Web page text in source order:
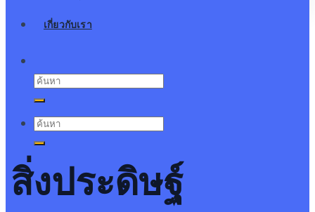
เกี่ยวกับเรา
Search
for:
Search
สิ่งประดิษฐ์